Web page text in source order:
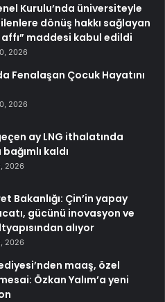
Kurulu’nda üniversiteyle
dönüş hakkı sağlayan
maddesi kabul edildi
2026
Fenalaşan Çocuk Hayatını
2026
ay LNG ithalatında
bağımlı kaldı
2026
Bakanlığı: Çin’in yapay
gücünü inovasyon ve
alıyor
2026
maaş, özel
Özkan Yalım’a yeni